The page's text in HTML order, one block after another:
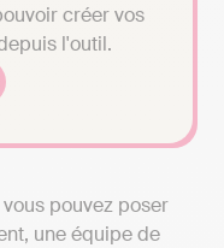
créer vos
l'outil.
pouvez poser
une équipe de